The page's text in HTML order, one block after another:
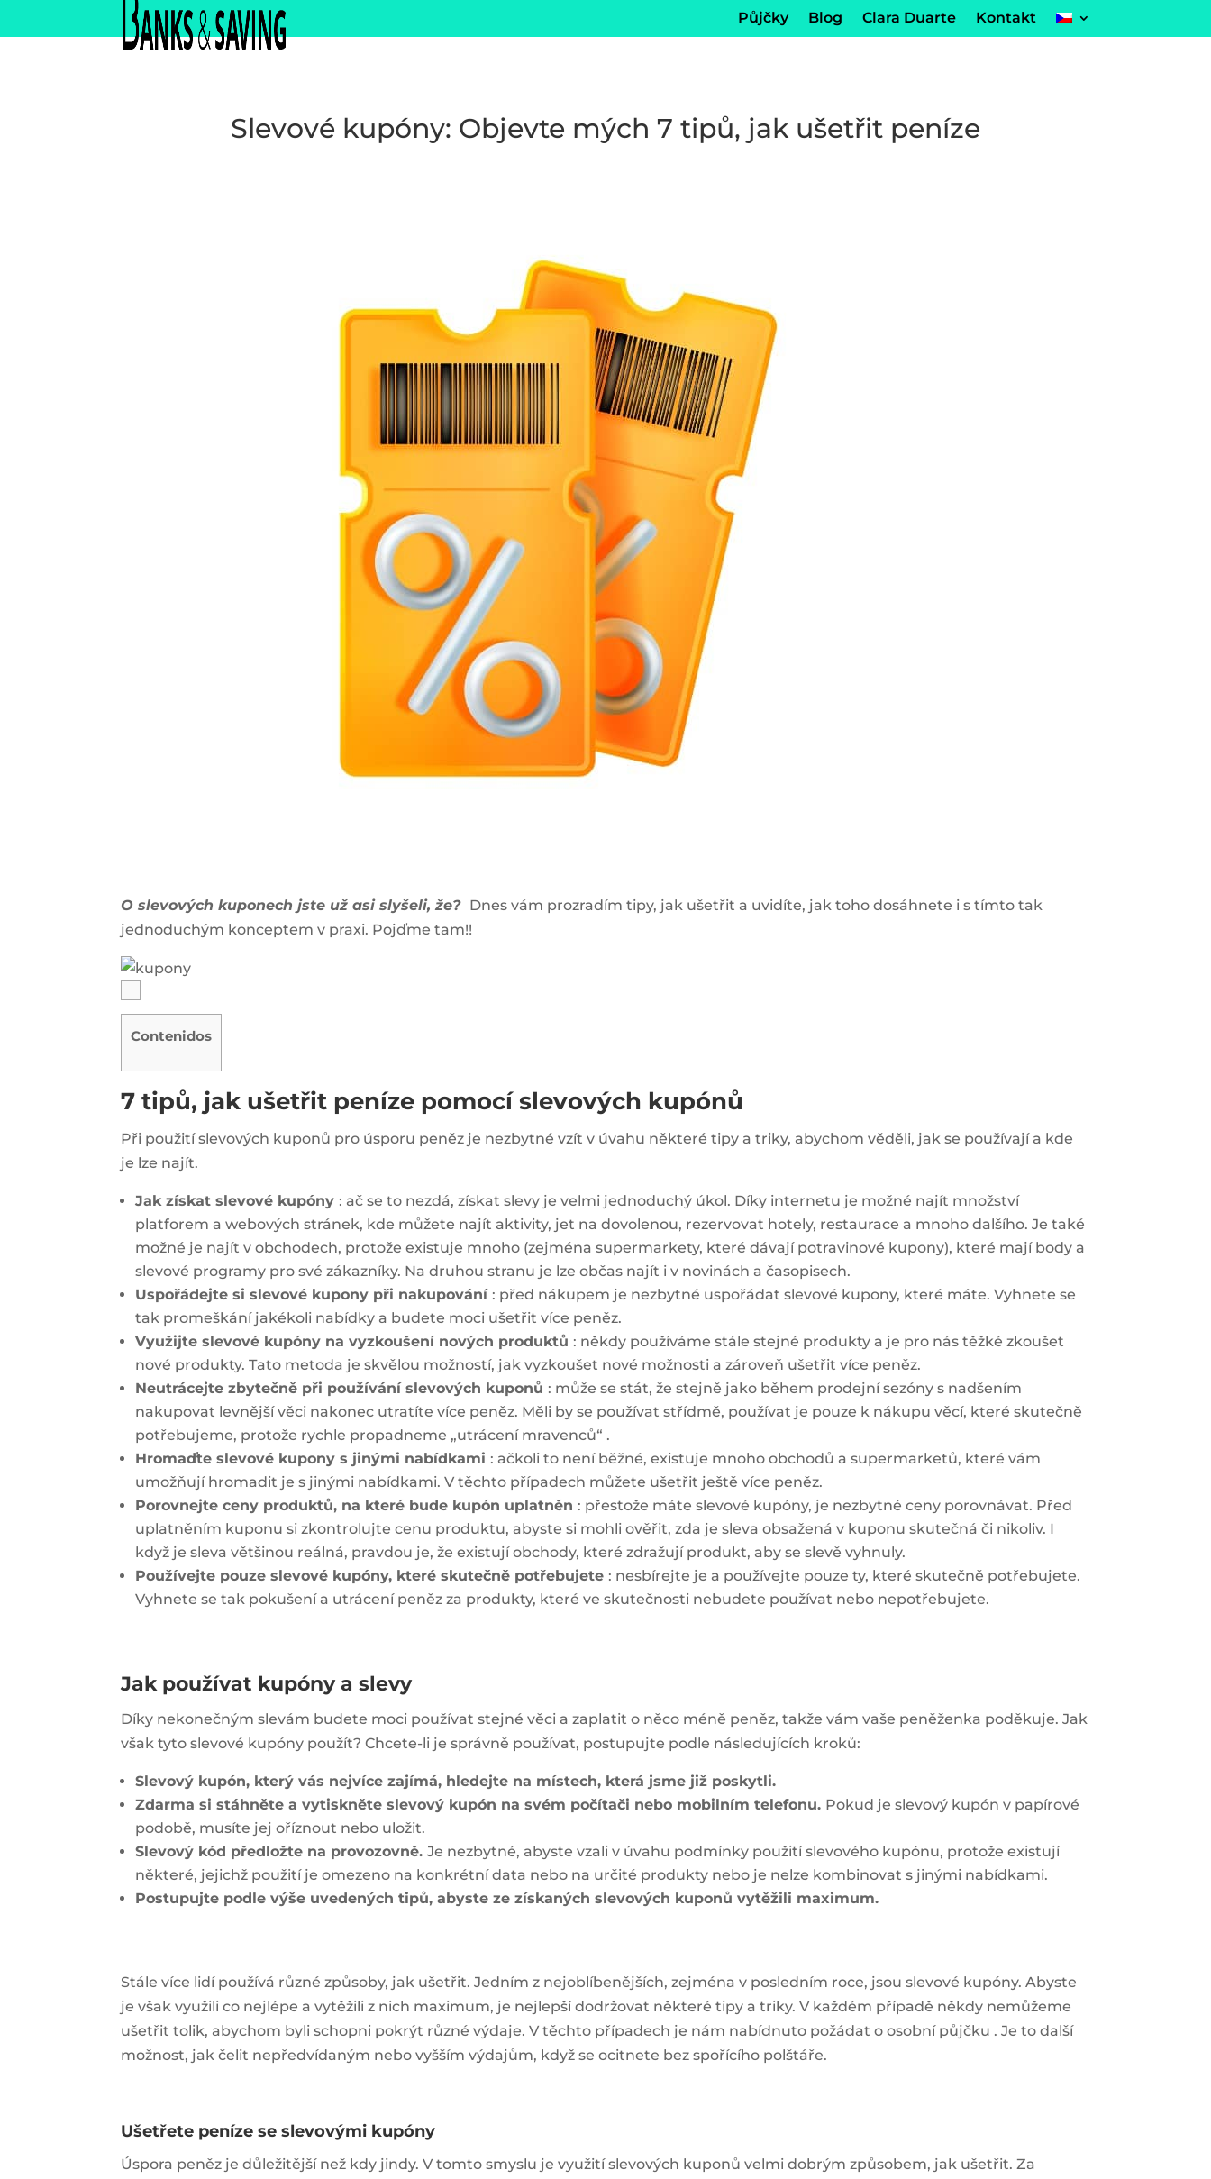
Půjčky Blog Clara Duarte Kontakt
Slevové kupóny: Objevte mých 7 tipů, jak ušetřit peníze
O slevových kuponech jste už asi slyšeli, že? Dnes vám prozradím tipy, jak ušetřit a uvidíte, jak toho dosáhnete i s tímto tak
jednoduchým konceptem v praxi. Pojďmetam!!
Contenidos
7 tipů, jak ušetřit peníze pomocí slevových kupónů
Při použití slevových kuponů pro úsporu peněz je nezbytné vzít v úvahu některé tipy a triky, abychom věděli, jak se používají a kde
je lze najít.
Jak získat slevové kupóny : ač se to nezdá, získat slevy je velmi jednoduchý úkol. Díky internetu je možné najít množství
platforem a webových stránek, kde můžete najít aktivity, jet na dovolenou, rezervovat hotely, restaurace a mnoho dalšího. Je také
možné je najít v obchodech, protože existuje mnoho (zejména supermarkety, které dávají potravinové kupony), které mají body a
slevové programy pro své zákazníky. Na druhou stranu je lze občas najít i v novinách a časopisech.
Uspořádejte si slevové kupony při nakupování : před nákupem je nezbytné uspořádat slevové kupony, které máte. Vyhnete se
tak promeškání jakékoli nabídky a budete moci ušetřit více peněz.
Využijte slevové kupóny na vyzkoušení nových produktů : někdy používáme stále stejné produkty a je pro nás těžké zkoušet
nové produkty. Tato metoda je skvělou možností, jak vyzkoušet nové možnosti a zároveň ušetřit více peněz.
Neutrácejte zbytečně při používání slevových kuponů : může se stát, že stejně jako během prodejní sezóny s nadšením
nakupovat levnější věci nakonec utratíte více peněz. Měli by se používat střídmě, používat je pouze k nákupu věcí, které skutečně
potřebujeme, protože rychle propadneme „utrácení mravenců“ .
Hromaďte slevové kupony s jinými nabídkami : ačkoli to není běžné, existuje mnoho obchodů a supermarketů, které vám
umožňují hromadit je s jinými nabídkami. V těchto případech můžete ušetřit ještě více peněz.
Porovnejte ceny produktů, na které bude kupón uplatněn : přestože máte slevové kupóny, je nezbytné ceny porovnávat. Před
uplatněním kuponu si zkontrolujte cenu produktu, abyste si mohli ověřit, zda je sleva obsažená v kuponu skutečná či nikoliv. I
když je sleva většinou reálná, pravdou je, že existují obchody, které zdražují produkt, aby se slevě vyhnuly.
Používejte pouze slevové kupóny, které skutečně potřebujete : nesbírejte je a používejte pouze ty, které skutečně potřebujete.
Vyhnete se tak pokušení a utrácení peněz za produkty, které ve skutečnosti nebudete používat nebo nepotřebujete.
Jak používat kupóny a slevy
Díky nekonečným slevám budete moci používat stejné věci a zaplatit o něco méně peněz, takže vám vaše peněženka poděkuje. Jak
však tyto slevové kupóny použít? Chcete-li je správně používat, postupujte podle následujících kroků:
Slevový kupón, který vás nejvíce zajímá, hledejte na místech, která jsme již poskytli.
Zdarma si stáhněte a vytiskněte slevový kupón na svém počítači nebo mobilním telefonu. Pokud je slevový kupón v papírové
podobě, musíte jej oříznout nebo uložit.
Slevový kód předložte na provozovně.Je nezbytné, abyste vzali v úvahu podmínky použití slevového kupónu, protože existují
některé, jejichž použití je omezeno na konkrétní data nebo na určité produkty nebo je nelze kombinovat s jinými nabídkami.
Postupujte podle výše uvedených tipů, abyste ze získaných slevových kuponů vytěžili maximum.
Stále více lidí používá různé způsoby, jak ušetřit. Jedním z nejoblíbenějších, zejména v posledním roce, jsou slevové kupóny. Abyste
je však využili co nejlépe a vytěžili z nich maximum, je nejlepší dodržovat některé tipy a triky. V každém případě někdy nemůžeme
ušetřit tolik, abychom byli schopni pokrýt různé výdaje. V těchto případech je nám nabídnuto požádat o osobní půjčku . Je to další
možnost, jak čelit nepředvídaným nebo vyšším výdajům, když se ocitnete bez spořícího polštáře.
Ušetřete peníze se slevovými kupóny
Úspora peněz je důležitější než kdy jindy. V tomto smyslu je využití slevových kuponů velmi dobrým způsobem, jak ušetřit. Za